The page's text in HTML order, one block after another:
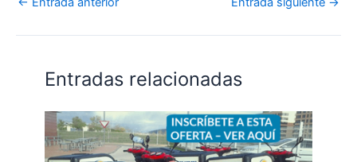
Entradas relacionadas